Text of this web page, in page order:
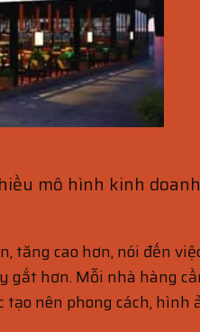
mô hình kinh
cao hơn, nói đến
hơn. Mỗi nhà hàng
nên phong cách, hình